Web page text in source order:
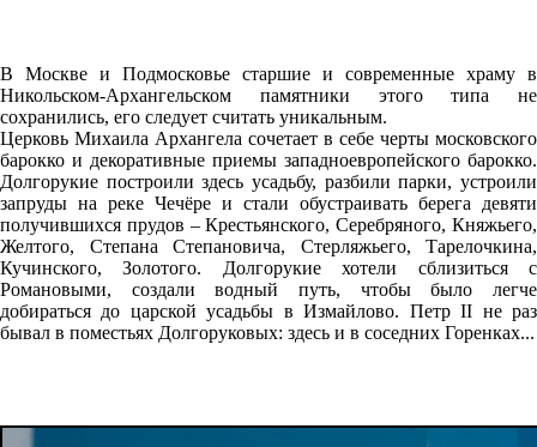
В Москве и Подмосковье старшие и современные храму в
Никольском-Архангельском памятники этого типа не
сохранились, его следует считать уникальным.
Церковь Михаила Архангела сочетает в себе черты московского
барокко и декоративные приемы западноевропейского барокко.
Долгорукие построили здесь усадьбу, разбили парки, устроили
запруды на реке Чечёре и стали обустраивать берега девяти
получившихся прудов – Крестьянского, Серебряного, Княжьего,
Желтого, Степана Степановича, Стерляжьего, Тарелочкина,
Кучинского, Золотого. Долгорукие хотели сблизиться с
Романовыми, создали водный путь, чтобы было легче
добираться до царской усадьбы в Измайлово. Петр II не раз
бывал в поместьях Долгоруковых: здесь и в соседних Горенках...